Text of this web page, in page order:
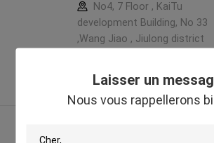
Laisser un
Nous vous rappellerons
No4, 7 Floor , KaiTu
development Building, No 33
,Wang Jiao , Jiulong district
Fournisseur vérifié